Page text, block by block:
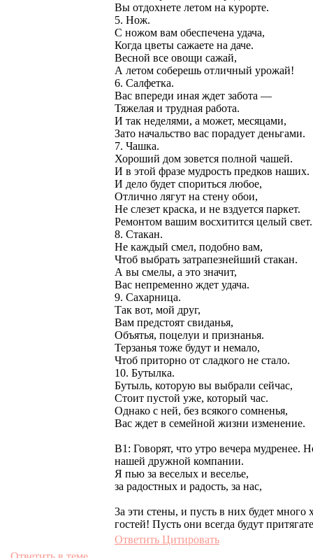
Вы отдохнете летом на курорте.
5. Нож.
С ножом вам обеспечена удача,
Когда цветы сажаете на даче.
Весной все овощи сажай,
А летом соберешь отличный урожай!
6. Салфетка.
Вас впереди иная ждет забота —
Тяжелая и трудная работа.
И так неделями, а может, месяцами,
Зато начальство вас порадует деньгами.
7. Чашка.
Хороший дом зовется полной чашей.
И в этой фразе мудрость предков наших.
И дело будет спориться любое,
Отлично лягут на стену обои,
Не слезет краска, и не вздуется паркет.
Ремонтом вашим восхитится целый свет.
8. Стакан.
Не каждый смел, подобно вам,
Чтоб выбрать затрапезнейший стакан.
А вы смелы, а это значит,
Вас непременно ждет удача.
9. Сахарница.
Так вот, мой друг,
Вам предстоят свиданья,
Объятья, поцелуи и признанья.
Терзанья тоже будут и немало,
Чтоб приторно от сладкого не стало.
10. Бутылка.
Бутыль, которую вы выбрали сейчас,
Стоит пустой уже, который час.
Однако с ней, без всякого сомненья,
Вас ждет в семейной жизни изменение.
В1: Говорят, что утро вечера мудренее.
нашей дружной компании.
Я пью за веселых и веселье,
за радостных и радость, за нас,
3а эти стены, и пусть в них будет
гостей! Пусть они всегда будут
Ответить Цитировать